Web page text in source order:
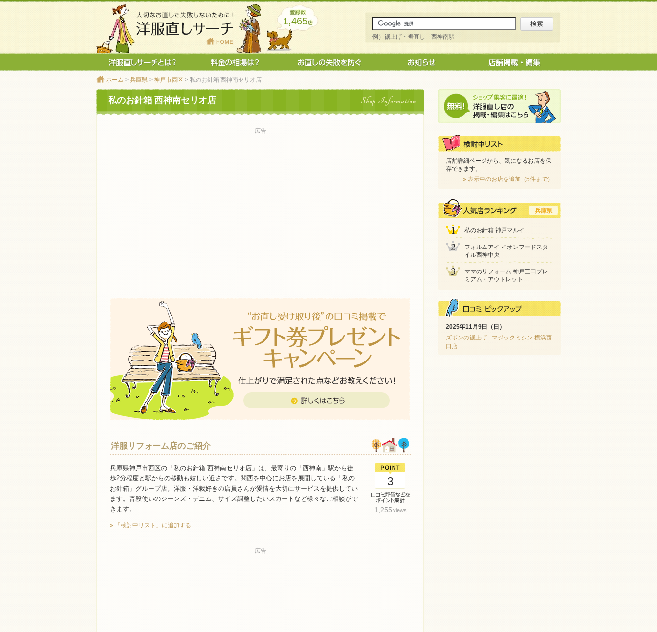
1,465
例）裾上げ・裾直し 西神南駅
ホーム > 兵庫県 > 神戸市西区 > 私のお針箱 西神南セリオ店
私のお針箱 西神南セリオ店
洋服リフォーム店のご紹介
兵庫県神戸市西区の「私のお針箱 西神南セリオ店」は、最寄りの「西神南」駅から徒
歩2分程度と駅からの移動も嬉しい近さです。関西を中心にお店を展開している「私の
お針箱」グループ店。洋服・洋裁好きの店員さんが愛情を大切にサービスを提供してい
ます。普段使いのジーンズ・デニム、サイズ調整したいスカートなど様々なご相談がで
きます。
» 「検討中リスト」に追加する
3
1,255 views
店舗詳細ページから、気になるお店を保
存できます。
» 表示中のお店を追加（5件まで）
兵庫県
私のお針箱 神戸マルイ
フォルムアイ イオンフードスタ
イル西神中央
ママのリフォーム 神戸三田プレ
ミアム・アウトレット
2025年11月9日（日）
ズボンの裾上げ - マジックミシン 横浜西
口店